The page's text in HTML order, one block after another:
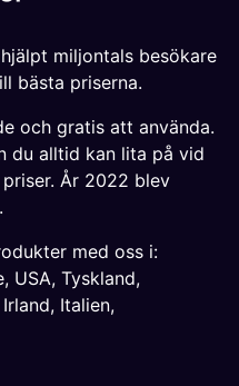
miljontals besökare
bästa priserna.
och gratis att använda.
du alltid kan lita på vid
År 2022 blev
med oss i:
, USA, Tyskland,
Irland, Italien,